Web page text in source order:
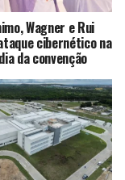
Wagner e Rui
cibernético na
da convenção